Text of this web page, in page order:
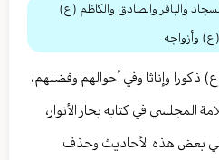
والباقر والصادق والكاظم (ع)
وأزواجه
ذكورا وإناثا وفي أحوالهم وفضلهم،
المجلسي في كتابه بحار الأنوار،
بعض هذه الأحاديث وحذف